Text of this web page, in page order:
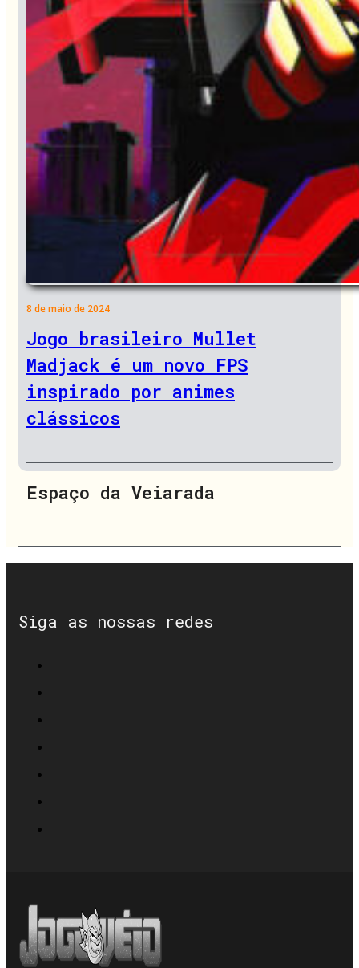
8 de maio de 2024
Jogo brasileiro Mullet
Madjack é um novo FPS
inspirado por animes
clássicos
Espaço da Veiarada
Siga as nossas redes